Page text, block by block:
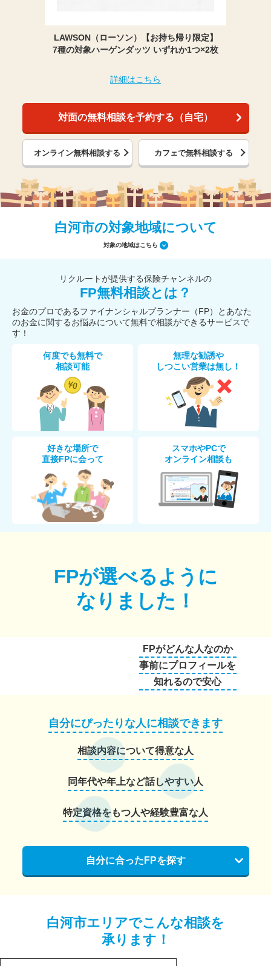
LAWSON（ローソン）【お持ち帰り限定】
7種の対象ハーゲンダッツ いずれか1つ×2枚
詳細はこちら
対面の無料相談を予約する（自宅）
オンライン無料相談する カフェで無料相談する
白河市の対象地域について
対象の地域はこちら
リクルートが提供する保険チャンネルの
FP無料相談とは？
お金のプロであるファイナンシャルプランナー（FP）とあなた
のお金に関するお悩みについて無料で相談ができるサービスで
す！
何度でも無料で
相談可能
無理な勧誘や
しつこい営業は無し！
好きな場所で
直接FPに会って
スマホやPCで
オンライン相談も
FPが選べるように
なりました！
FPがどんな人なのか
事前にプロフィールを
知れるので安心
自分にぴったりな人に相談できます
相談内容について得意な人
同年代や年上など話しやすい人
特定資格をもつ人や経験豊富な人
自分に合ったFPを探す
白河市エリアでこんな相談を
承ります！